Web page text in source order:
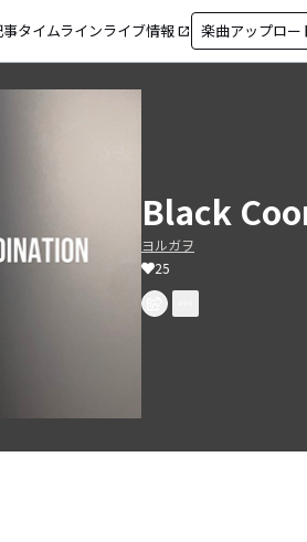
タイムラインライブ情報 open_in_new 楽曲アップロー
Black
ヨルガヲ
25